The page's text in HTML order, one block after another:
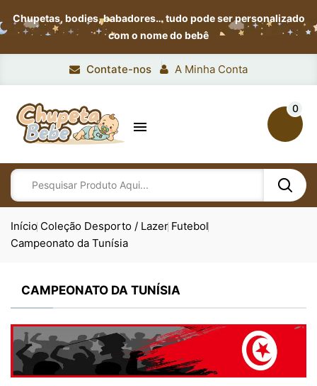
Chupetas, bodies, babadores…tudo pode ser personalizado
com o nome do bebê
Contate-nos A Minha Conta

0
Início Coleção Desporto / Lazer Futebol
Campeonato da Tunísia
CAMPEONATO DA TUNÍSIA